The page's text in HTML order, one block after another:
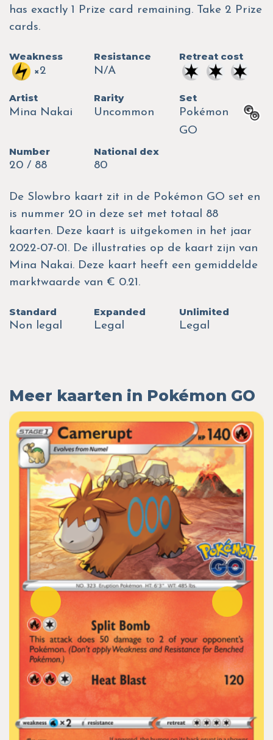
has exactly 1 Prize card remaining. Take 2 Prize
cards.
Weakness
×2
Resistance
N/A
Retreat cost
Artist
Mina Nakai
Rarity
Uncommon
Set
Pokémon
GO
Number
20 / 88
National dex
80
De Slowbro kaart zit in de Pokémon GO set en
is nummer 20 in deze set met totaal 88
kaarten. Deze kaart is uitgekomen in het jaar
2022-07-01. De illustraties op de kaart zijn van
Mina Nakai. Deze kaart heeft een gemiddelde
marktwaarde van € 0.21.
Standard
Non legal
Expanded
Legal
Unlimited
Legal
Meer kaarten in Pokémon GO